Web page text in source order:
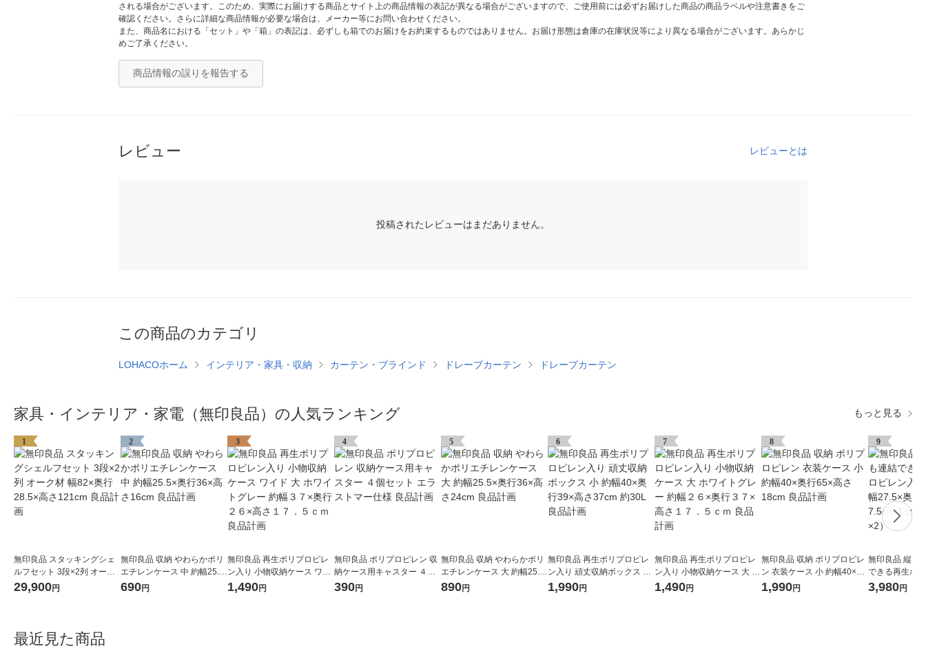
される場合がございます。このため、実際にお届けする商品とサイト上の商品情報の表記が異なる場合がございますので、ご使用前には必ずお届けした商品の商品ラベルや注意書きをご
確認ください。さらに詳細な商品情報が必要な場合は、メーカー等にお問い合わせください。
また、商品名における「セット」や「箱」の表記は、必ずしも箱でのお届けをお約束するものではありません。お届け形態は倉庫の在庫状況等により異なる場合がございます。あらかじ
めご了承ください。
商品情報の誤りを報告する
レビュー レビューとは
投稿されたレビューはまだありません。
この商品のカテゴリ
LOHACOホーム インテリア・家具・収納 カーテン・ブラインド ドレープカーテン ドレープカーテン
家具・インテリア・家電（無印良品）の人気ランキング もっと見る
1
無印良品 スタッキングシェ
ルフセット 3段×2列 オーク
材 幅82×奥行28.5×高さ121c
m 良品計画
29,900円
2
無印良品 収納 やわらかポリ
エチレンケース 中 約幅25.5
×奥行36×高さ16cm 良品計
690円
3
無印良品 再生ポリプロピレ
ン入り 小物収納ケース ワイ
ド 大 ホワイトグレー 約幅３
７×奥行２６×高さ１７．５
1,490円
4
無印良品 ポリプロピレン 収
納ケース用キャスター ４個
セット エラストマー仕様 良
390円
5
無印良品 収納 やわらかポリ
エチレンケース 大 約幅25.5
×奥行36×高さ24cm 良品計
890円
6
無印良品 再生ポリプロピレ
ン入り 頑丈収納ボックス 小
約幅40×奥行39×高さ37cm
約30L 良品計画
1,990円
7
無印良品 再生ポリプロピレ
ン入り 小物収納ケース 大 ホ
ワイトグレー 約幅２６×奥行
３７×高さ１７．５ｃｍ 良品
1,490円
8
無印良品 収納 ポリプロピレ
ン 衣装ケース 小 約幅40×奥
行65×高さ18cm 良品計画
1,990円
9
無印良品 縦に
できる再生ポ
入り平台車 約
1×高さ7.5cm
3,980円
最近見た商品